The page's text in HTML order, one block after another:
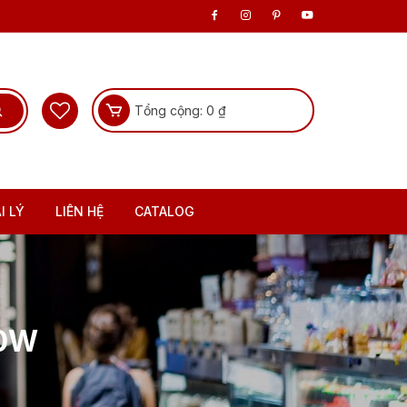
Tổng cộng: 0 ₫
LÝ LIÊN HỆ CATALOG